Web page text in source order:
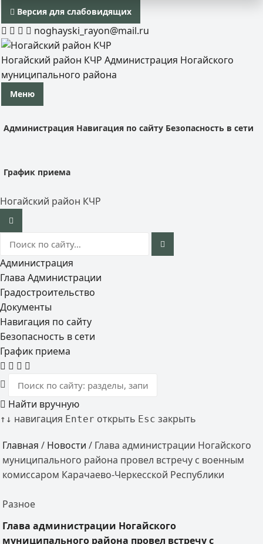
Версия для слабовидящих
noghayski_rayon@mail.ru
Ногайский район КЧР Администрация Ногайского
муниципального района
Меню
Администрация Навигация по сайту Безопасность в сети
График приема
Ногайский район КЧР
Администрация
Глава Администрации
Градостроительство
Документы
Навигация по сайту
Безопасность в сети
График приема
Найти вручную
↑ ↓ навигация Enter открыть Esc закрыть
Главная / Новости / Глава администрации Ногайского
муниципального района провел встречу с военным
комиссаром Карачаево-Черкесской Республики
Разное
Глава администрации Ногайского
муниципального района провел встречу с